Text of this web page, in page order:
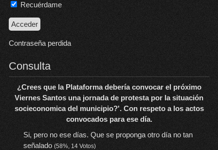
Recuérdame
Contraseña perdida
Consulta
¿Crees que la Plataforma debería convocar el próximo
Viernes Santos una jornada de protesta por la situación
socieconomica del municipio?'. Con respeto a los actos
convocados para ese día.
Si, pero no ese días. Que se proponga otro día no tan
señalado (58%, 14 Votos)